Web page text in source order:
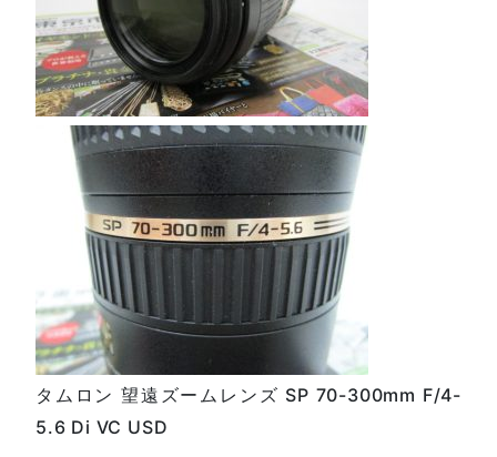
タムロン 望遠ズームレンズ SP 70-300mm F/4-
5.6 Di VC USD